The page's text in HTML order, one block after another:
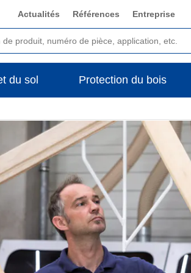
Actualités Références Entreprise
du sol Protection du bois